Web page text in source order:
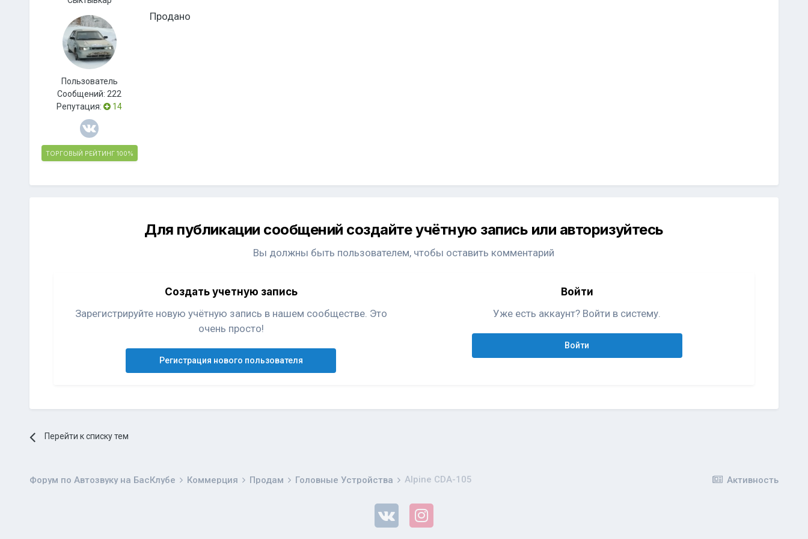
Пользователь
Сообщений:222
Репутация:
14
ТОРГОВЫЙ РЕЙТИНГ 100%
Продано
Для публикации сообщений создайте учётную запись или авторизуйтесь
Вы должны быть пользователем, чтобы оставить комментарий
Создать учетную запись
Зарегистрируйте новую учётную запись в нашем сообществе. Это
очень просто!
Регистрация нового пользователя
Войти
Уже есть аккаунт? Войти в систему.
Войти
Перейти к списку тем
Активность
Форум по Автозвуку на БасКлубе Коммерция Продам Головные Устройства Alpine CDA-105